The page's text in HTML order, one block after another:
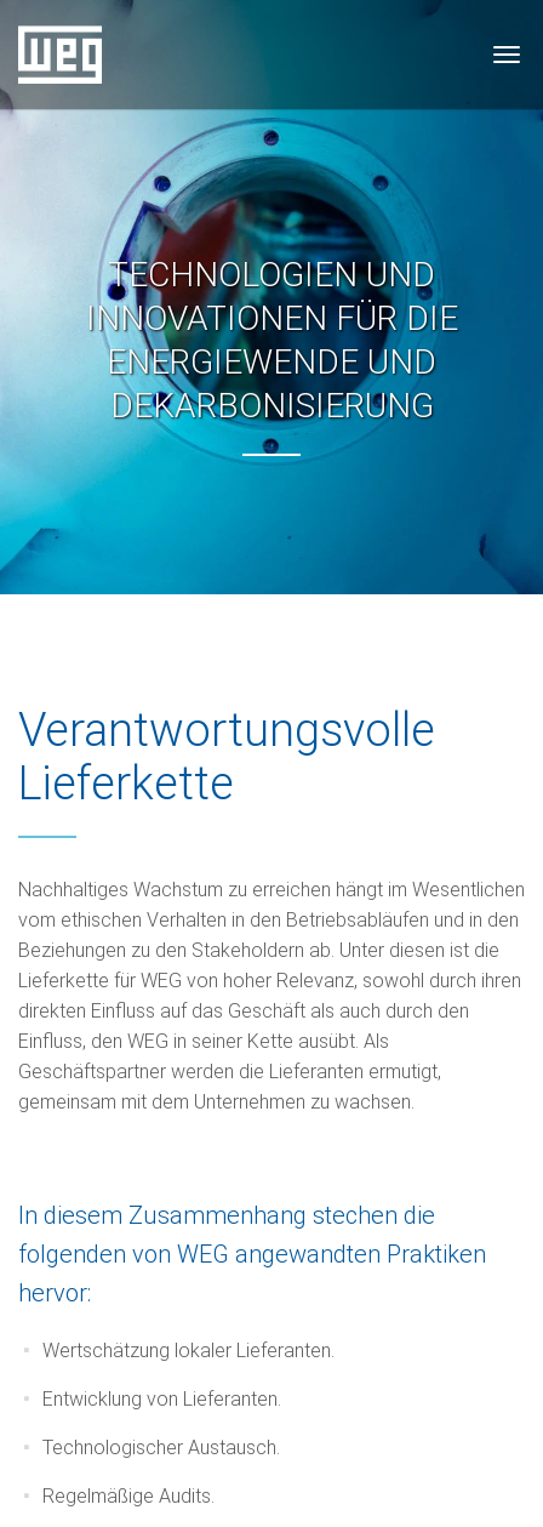
TECHNOLOGIEN UND
INNOVATIONEN FÜR DIE
ENERGIEWENDE UND
DEKARBONISIERUNG
Verantwortungsvolle
Lieferkette
Nachhaltiges Wachstum zu erreichen hängt im Wesentlichen
vom ethischen Verhalten in den Betriebsabläufen und in den
Beziehungen zu den Stakeholdern ab. Unter diesen ist die
Lieferkette für WEG von hoher Relevanz, sowohl durch ihren
direkten Einfluss auf das Geschäft als auch durch den
Einfluss, den WEG in seiner Kette ausübt. Als
Geschäftspartner werden die Lieferanten ermutigt,
gemeinsam mit dem Unternehmen zu wachsen.
In diesem Zusammenhang stechen die
folgenden von WEG angewandten Praktiken
hervor:
Wertschätzung lokaler Lieferanten.
Entwicklung von Lieferanten.
Technologischer Austausch.
Regelmäßige Audits.